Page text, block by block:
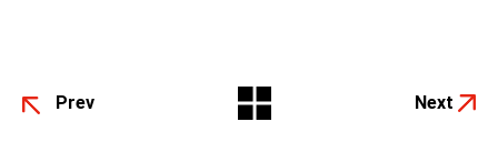
Prev Next